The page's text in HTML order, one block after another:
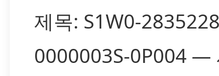
제목: S1W0-
0000003S-0P004 —